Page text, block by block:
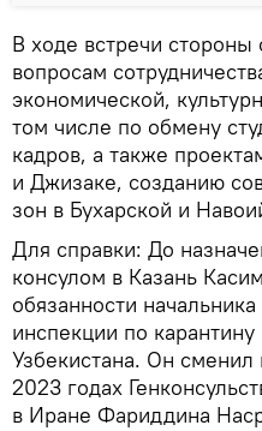
В ходе встречи
вопросам
экономической,
том числе по обмену
кадров, а также
и Джизаке, созданию
зон в Бухарской и
Для справки: До
консулом в Казань
обязанности
инспекции по
Узбекистана. Он сменил
2023 годах
в Иране Фариддина